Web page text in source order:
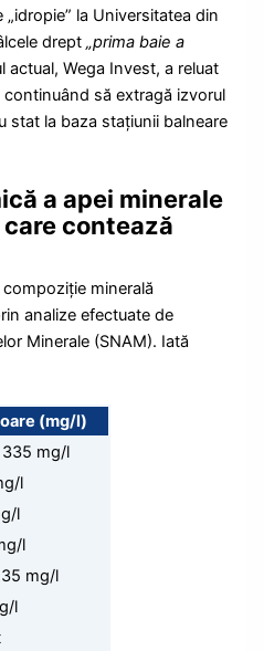
la Universitatea din
drept„prima baie a
actual, Wega Invest, a reluat
să extragă izvorul
stat la baza stațiunii balneare
a apei minerale
contează
minerală
analize efectuate de
Minerale (SNAM). Iată
(mg/l)
335 mg/l
l
l
l
mg/l
l